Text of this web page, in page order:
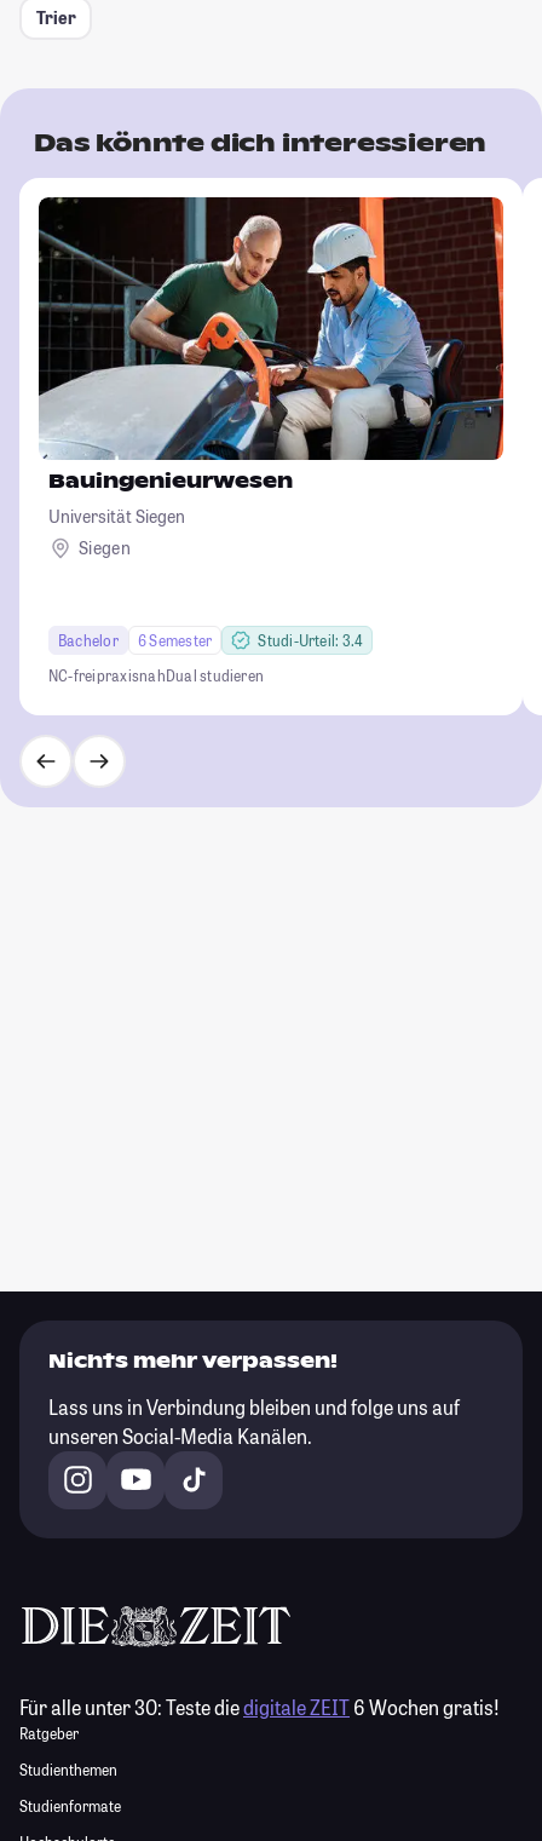
Trier
Das könnte dich interessieren
Bauingenieurwesen
Universität Siegen
Siegen
Bachelor 6 Semester
Studi-Urteil: 3.4
NC-freipraxisnahDual studieren
Nichts mehr verpassen!
Lass uns in Verbindung bleiben und folge uns auf
unseren Social-Media Kanälen.
Für alle unter 30:Teste diedigitale ZEIT6 Wochen gratis!
Ratgeber
Studienthemen
Studienformate